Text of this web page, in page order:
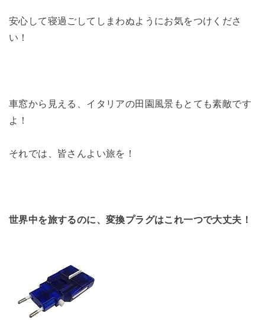
安心して寝過ごしてしまわぬようにお気をつけくださ
い！
車窓から見える、イタリアの田園風景もとても素敵です
よ！
それでは、皆さんよい旅を！
世界中を旅するのに、変換プラグはこれ一つで大丈夫！